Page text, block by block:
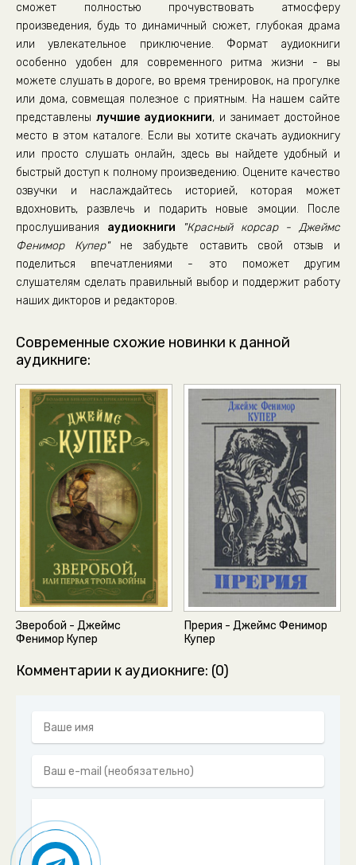
0030
0031
0032
сможет полностью прочувствовать атмосферу
произведения, будь то динамичный сюжет, глубокая драма
или увлекательное приключение. Формат аудиокниги
особенно удобен для современного ритма жизни - вы
можете слушать в дороге, во время тренировок, на прогулке
или дома, совмещая полезное с приятным. На нашем сайте
представлены лучшие аудиокниги, и занимает достойное
место в этом каталоге. Если вы хотите скачать аудиокнигу
или просто слушать онлайн, здесь вы найдете удобный и
быстрый доступ к полному произведению. Оцените качество
озвучки и наслаждайтесь историей, которая может
вдохновить, развлечь и подарить новые эмоции. После
прослушивания аудиокниги
"Красный корсар - Джеймс
Фенимор Купер"не забудьте оставить свой отзыв и
поделиться впечатлениями - это поможет другим
слушателям сделать правильный выбор и поддержит работу
наших дикторов и редакторов.
Современные схожие новинки к данной
аудикниге:
Зверобой - Джеймс
Фенимор Купер
Прерия - Джеймс Фенимор
Купер
Комментарии к аудиокниге: (0)